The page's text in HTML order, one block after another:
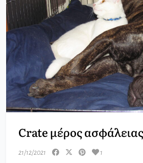
Crate μέρος
21/12/2021 1